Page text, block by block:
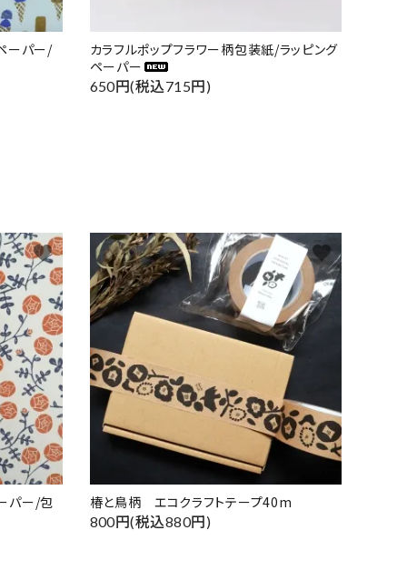
ーパー/
カラフルポップフラワー柄包装紙/ラッピング
ペーパー
650円(税込715円)
パー/包
favorite
椿と鳥柄 エコクラフトテープ40m
800円(税込880円)
favorite